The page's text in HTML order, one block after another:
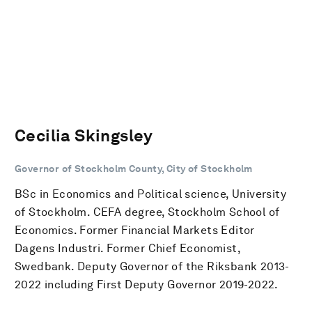
Cecilia Skingsley
Governor of Stockholm County, City of Stockholm
BSc in Economics and Political science, University
of Stockholm. CEFA degree, Stockholm School of
Economics. Former Financial Markets Editor
Dagens Industri. Former Chief Economist,
Swedbank. Deputy Governor of the Riksbank 2013-
2022 including First Deputy Governor 2019-2022.